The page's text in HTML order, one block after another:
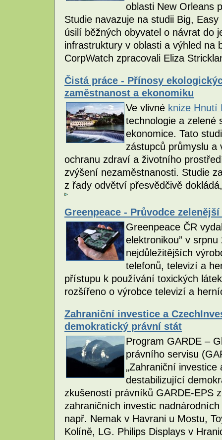
oblasti New Orleans
Studie navazuje na studii Big,
úsilí běžných obyvatel o návrat do
infrastruktury v oblasti a výhled na
CorpWatch zpracovali Eliza
Čistá práce - Přínosy
zaměstnanost a ekonomiku
Ve vlivné knize Hnutí
technologie a zelené
ekonomice. Tato
zástupců průmyslu a
ochranu zdraví a životního
zvýšení nezaměstnanosti. Studie
z řady odvětví přesvědčivě
Greenpeace - Průvodce
Greenpeace ČR
elektronikou” v
nejdůležitějších
telefonů, televizí a
přístupu k používání toxických
rozšířeno o výrobce televizí a
Zahraniční investice a
demokratický právní stát
Program GARDE –
právního servisu
„Zahraniční
destabilizující
zkušeností právníků GARDE-EPS
zahraničních investic
např. Nemak v Havrani u Mostu,
Kolíně, LG. Philips Displays v